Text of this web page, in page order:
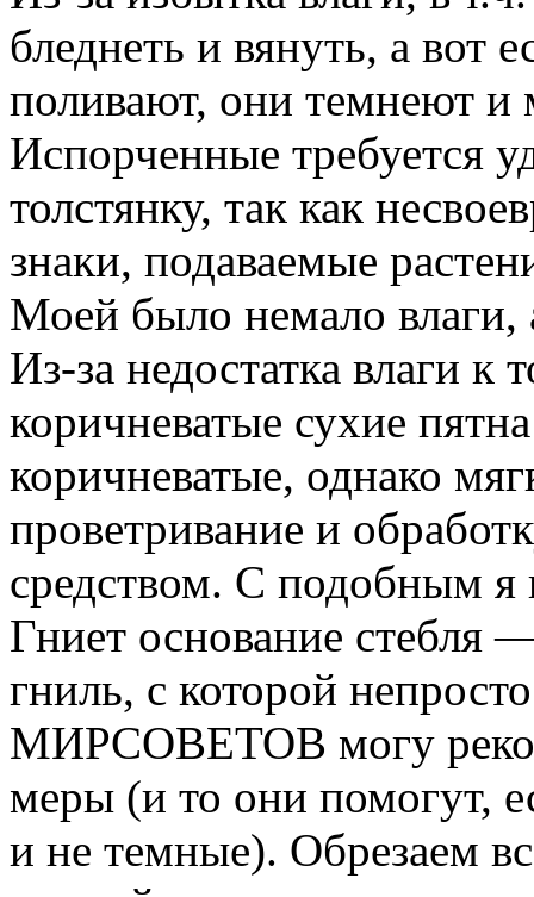
бледнеть и вянуть, а вот
поливают, они темнеют и
Испорченные требуется
толстянку, так как
знаки, подаваемые
Моей было немало влаги,
Из-за недостатка влаги к
коричневатые сухие
коричневатые, однако
проветривание и
средством. С подобным я
Гниет основание стебля
гниль, с которой
МИРСОВЕТОВ могу
меры (и то они помогут,
и не темные). Обрезаем